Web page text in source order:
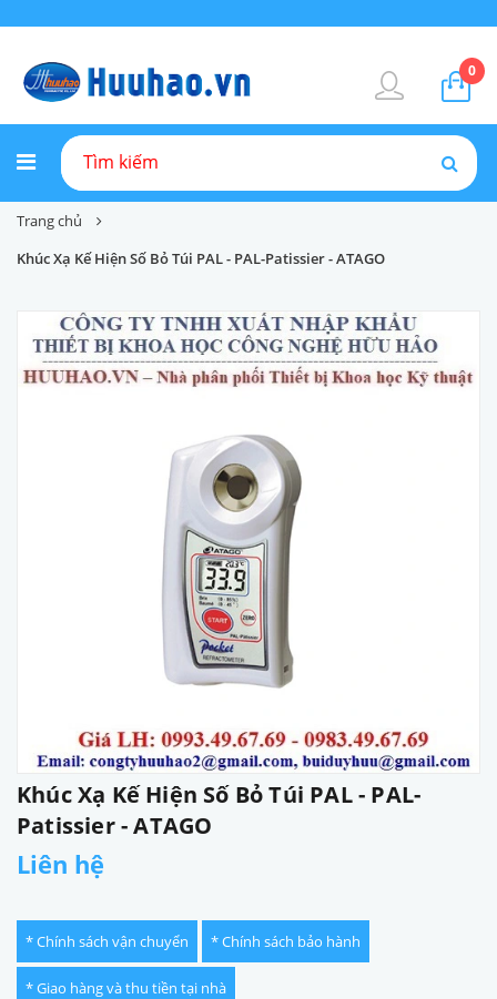
0
Trang chủ
Khúc Xạ Kế Hiện Số Bỏ Túi PAL - PAL-Patissier - ATAGO
Khúc Xạ Kế Hiện Số Bỏ Túi PAL - PAL-
Patissier - ATAGO
Liên hệ
* Chính sách vận chuyển * Chính sách bảo hành
* Giao hàng và thu tiền tại nhà